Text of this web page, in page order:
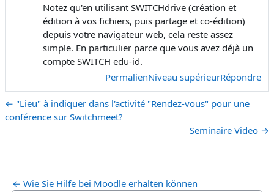
Notez qu'en utilisant SWITCHdrive (création et
édition à vos fichiers, puis partage et co-édition)
depuis votre navigateur web, cela reste assez
simple. En particulier parce que vous avez déjà un
compte SWITCH edu-id.
PermalienNiveau supérieurRépondre
← "Lieu" à indiquer dans l'activité "Rendez-vous" pour une
conférence sur Switchmeet?
Seminaire Video →
← Wie Sie Hilfe bei Moodle erhalten können